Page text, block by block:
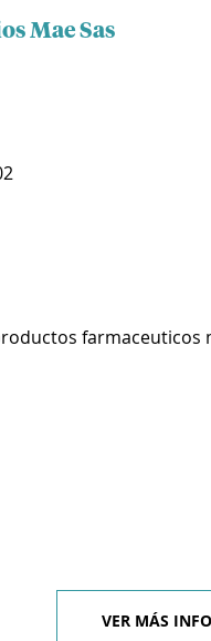
Mae Sas
farmaceuticos
VER MÁS